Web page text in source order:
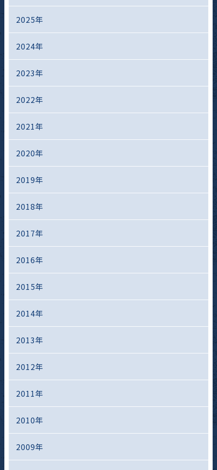
2025年
2024年
2023年
2022年
2021年
2020年
2019年
2018年
2017年
2016年
2015年
2014年
2013年
2012年
2011年
2010年
2009年